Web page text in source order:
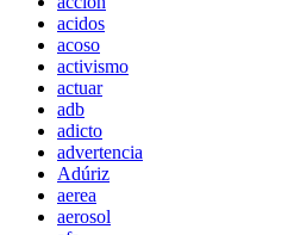
acidos
acoso
activismo
actuar
adb
adicto
advertencia
Adúriz
aerea
aerosol